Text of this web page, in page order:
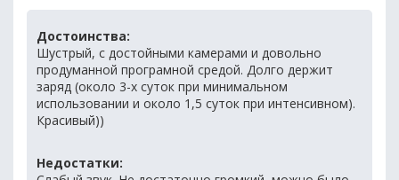
Достоинства:
Шустрый, с достойными камерами и довольно
продуманной програмной средой. Долго держит
заряд (около 3-х суток при минимальном
использовании и около 1,5 суток при интенсивном).
Красивый))
Недостатки: